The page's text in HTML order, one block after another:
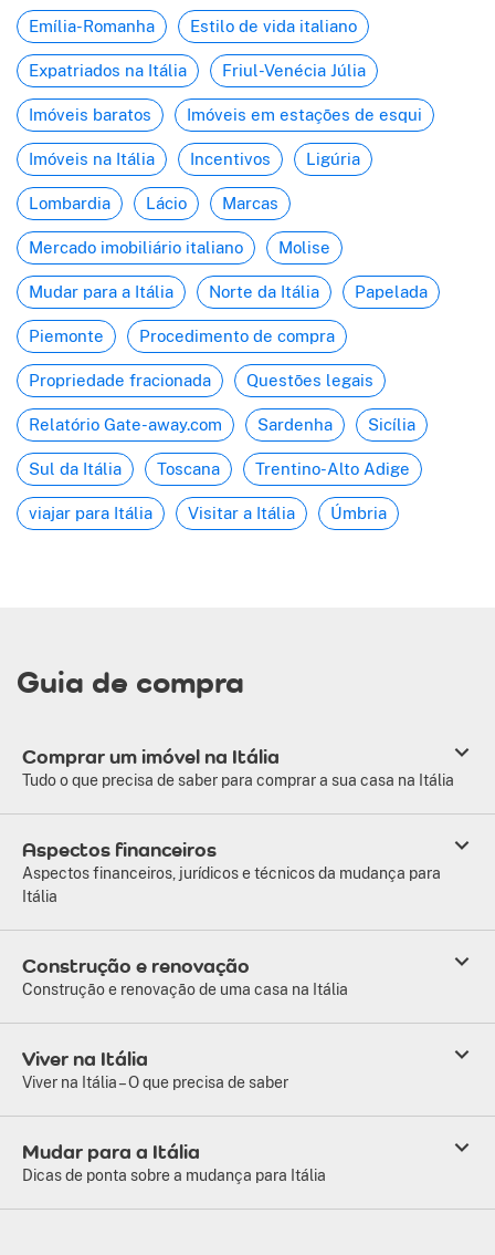
Emília-Romanha Estilo de vida italiano
Expatriados na Itália Friul-Venécia Júlia
Imóveis baratos Imóveis em estações de esqui
Imóveis na Itália Incentivos Ligúria
Lombardia Lácio Marcas
Mercado imobiliário italiano Molise
Mudar para a Itália Norte da Itália Papelada
Piemonte Procedimento de compra
Propriedade fracionada Questões legais
Relatório Gate-away.com Sardenha Sicília
Sul da Itália Toscana Trentino-Alto Adige
viajar para Itália Visitar a Itália Úmbria
Guia de compra
Comprar um imóvel na Itália
Tudo o que precisa de saber para comprar a sua casa na Itália
Aspectos financeiros
Aspectos financeiros, jurídicos e técnicos da mudança para
Itália
Construção e renovação
Construção e renovação de uma casa na Itália
Viver na Itália
Viver na Itália – O que precisa de saber
Mudar para a Itália
Dicas de ponta sobre a mudança para Itália